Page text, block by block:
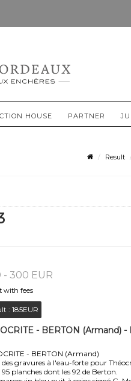
HOUSE PARTNER
Result
- 300 EUR
with fees
: 185EUR
- BERTON (Armand) -
- BERTON (Armand)
des gravures à l'eau-forte pour
planches dont les 92 de Berton.